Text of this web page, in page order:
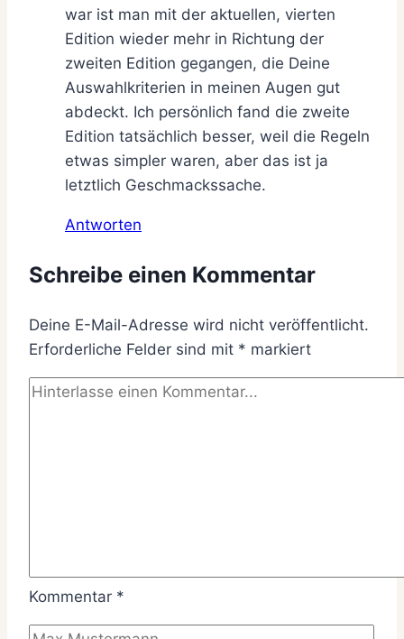
war ist man mit der aktuellen, vierten
Edition wieder mehr in Richtung der
zweiten Edition gegangen, die Deine
Auswahlkriterien in meinen Augen gut
abdeckt. Ich persönlich fand die zweite
Edition tatsächlich besser, weil die Regeln
etwas simpler waren, aber das ist ja
letztlich Geschmackssache.
Antworten
Schreibe einen Kommentar
Deine E-Mail-Adresse wird nicht veröffentlicht.
Erforderliche Felder sind mit * markiert
Kommentar *